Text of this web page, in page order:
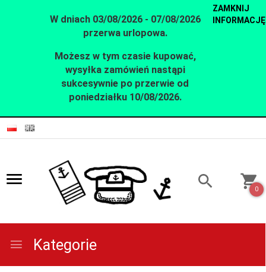
W dniach 03/08/2026 - 07/08/2026
przerwa urlopowa.
Możesz w tym czasie kupować,
wysyłka zamówień nastąpi
sukcesywnie po przerwie od
poniedziałku 10/08/2026.
ZAMKNIJ
INFORMACJĘ
0
Kategorie